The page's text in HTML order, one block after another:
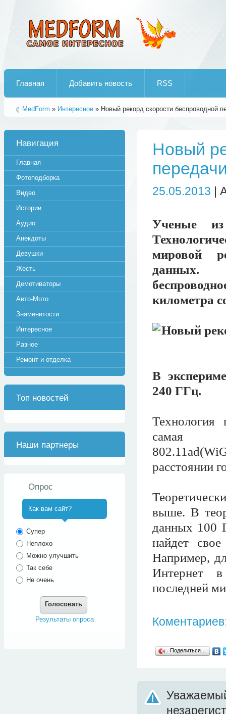
Главная Добавить новость RSS
MedForm » Интересное » Новый рекорд скорости беспроводной
Новый
25.05.2013 |
Ученые из
мировой
данных.
километра
В
240 ГГц.
самая
расстоянии
выше. В
данных 100
найдет
Например,
Интернет
последней
Поделиться…
Навигация
Главная
Фотоподборка
Видео
Истории
Аудио
Анекдоты
Девушки
Жесть
Демотиваторы
Авто-Мото
Знаменитости
Интересное
Разное
Ремонт и отделка
Топ новостей
Наши партнеры
Опрос
Как вам сайт?
Супер
Неплохо
Можно улучшить
Так себе
Не очень
Голосовать
Результаты опроса